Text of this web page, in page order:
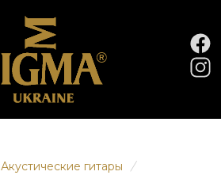
Акустические гитары
/